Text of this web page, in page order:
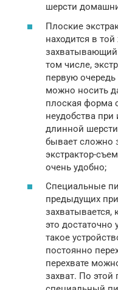
шерсти
Плоские
находится в
захватывающий
том числе,
первую
можно носить
плоская форма
неудобства при
длинной
бывает сложно
экстрактор-
очень удобно;
Специальные
предыдущих
это достаточно
такое
постоянно
перехвате
захват. По этой